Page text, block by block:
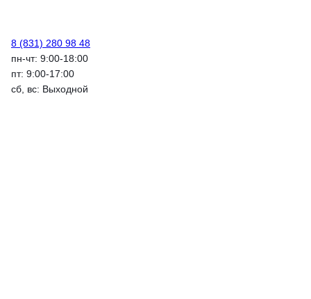
8 (831) 280 98 48
пн-чт: 9:00-18:00
пт: 9:00-17:00
сб, вс: Выходной